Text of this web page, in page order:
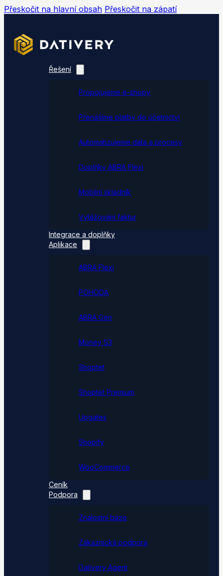
Přeskočit na hlavní obsah Přeskočit na zápatí
Řešení
Propojujeme e-shopy
Přenášíme platby do účetnictví
Automatizujeme data a procesy
Doplňky ABRA Flexi
Mobilní skladník
Vytěžování faktur
Integrace a doplňky
Aplikace
ABRA Flexi
POHODA
ABRA Gen
Money S3
Shoptet
Shoptet Premium
Upgates
Shopify
WooCommerce
Ceník
Podpora
Znalostní báze
Zákaznická podpora
Dativery Agent